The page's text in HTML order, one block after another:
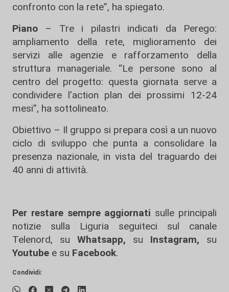
confronto con la rete”, ha spiegato.
Piano – Tre i pilastri indicati da Perego:
ampliamento della rete, miglioramento dei
servizi alle agenzie e rafforzamento della
struttura manageriale. “Le persone sono al
centro del progetto: questa giornata serve a
condividere l’action plan dei prossimi 12-24
mesi”, ha sottolineato.
Obiettivo – Il gruppo si prepara così a un nuovo
ciclo di sviluppo che punta a consolidare la
presenza nazionale, in vista del traguardo dei
40 anni di attività.
Per restare sempre aggiornati sulle principali
notizie sulla Liguria seguiteci sul canale
Telenord, su
Whatsapp, su Instagram, su
Youtube e su Facebook.
Condividi: